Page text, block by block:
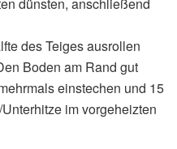
des Teiges ausrollen
Boden am Rand gut
einstechen und 15
im vorgeheizten